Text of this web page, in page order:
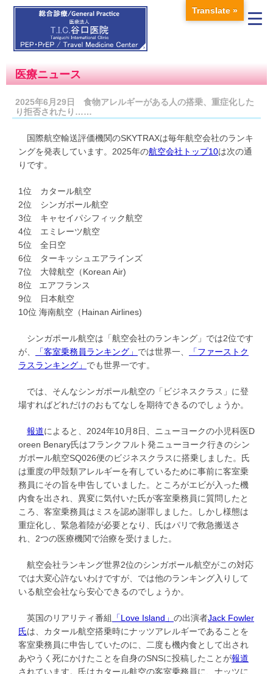
医療ニュース
2025年6月29日 食物アレルギーがある人の搭乗、重症化した
り拒否されたり……
国際航空輸送評価機関のSKYTRAXは毎年航空会社のランキ
ングを発表しています。2025年の航空会社トップ10は次の通
りです。
1位 カタール航空
2位 シンガポール航空
3位 キャセイパシフィック航空
4位 エミレーツ航空
5位 全日空
6位 ターキッシュエアラインズ
7位 大韓航空（Korean Air)
8位 エアフランス
9位 日本航空
10位 海南航空（Hainan Airlines)
シンガポール航空は「航空会社のランキング」では2位です
が、
「客室乗務員ランキング」 では世界一、
「ファーストク
ラスランキング」 でも世界一です。
では、そんなシンガポール航空の「ビジネスクラス」に登
場すればどれだけのおもてなしを期待できるのでしょうか。
報道によると、2024年10月8日、ニューヨークの小児科医D
oreen Benary氏はフランクフルト発ニューヨーク行きのシン
ガポール航空SQ026便のビジネスクラスに搭乗しました。氏
は重度の甲殻類アレルギーを有しているために事前に客室乗
務員にその旨を申告していました。ところがエビが入った機
内食を出され、異変に気付いた氏が客室乗務員に質問したと
ころ、客室乗務員はミスを認め謝罪しました。しかし様態は
重症化し、緊急着陸が必要となり、氏はパリで救急搬送さ
れ、2つの医療機関で治療を受けました。
航空会社ランキング世界2位のシンガポール航空がこの対応
では大変心許ないわけですが、では他のランキング入りして
いる航空会社なら安心できるのでしょうか。
英国のリアリティ番組 「Love Island」 の出演者Jack Fowler
氏は、カタール航空搭乗時にナッツアレルギーであることを
客室乗務員に申告していたのに、二度も機内食として出され
あやうく死にかけたことを自身のSNSに投稿したことが報道
されています。氏はカタール航空の客室乗務員に、ナッツに
Translate »